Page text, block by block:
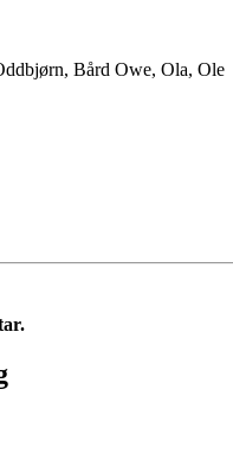
Bård Owe, Ola, Ole